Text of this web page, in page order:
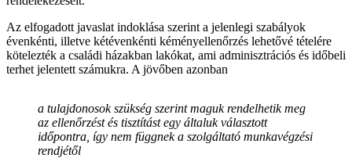
Az elfogadott javaslat indoklása szerint a jelenlegi szabályok
évenkénti, illetve kétévenkénti kéményellenőrzés lehetővé tételére
kötelezték a családi házakban lakókat, ami adminisztrációs és időbeli
terhet jelentett számukra. A jövőben azonban
a tulajdonosok szükség szerint maguk rendelhetik meg
az ellenőrzést és tisztítást egy általuk választott
időpontra, így nem függnek a szolgáltató munkavégzési
rendjétől